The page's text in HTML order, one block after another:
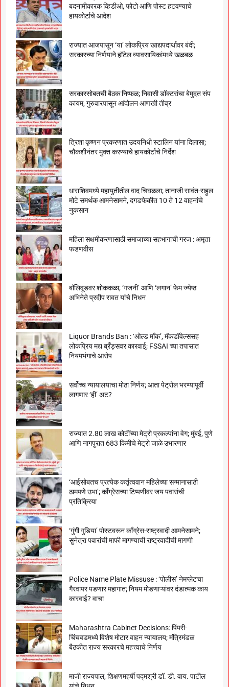
बदनामीकारक व्हिडीओ, फोटो आणि पोस्ट हटवण्याचे
हायकोर्टाचे आदेश
राज्यात आजपासून ‘या’ लोकप्रिय खाद्यपदार्थावर बंदी;
सरकारच्या निर्णयाने हॉटेल व्यावसायिकांमध्ये खळबळ
सरकारसोबतची बैठक निष्फळ; निवासी डॉक्टरांचा बेमुदत संप
कायम, गुरुवारपासून आंदोलन आणखी तीव्र
त्रिशा कृष्णन प्रकरणात उदयनिधी स्टालिन यांना दिलासा;
चौकशीनंतर मुक्त करण्याचे हायकोर्टाचे निर्देश
धाराशिवमध्ये महायुतीतील वाद चिघळला; तानाजी सावंत-राहुल
मोटे समर्थक आमनेसामने, दगडफेकीत 10 ते 12 वाहनांचे
नुकसान
महिला सक्षमीकरणासाठी समाजाच्या सहभागाची गरज : अमृता
फडणवीस
बॉलिवूडवर शोककळा; ‘गजनी’ आणि ‘लगान’ फेम ज्येष्ठ
अभिनेते प्रदीप रावत यांचे निधन
Liquor Brands Ban : ‘ओल्ड मॉंक’, मॅकडॉवेल्ससह
लोकप्रिय मद्य ब्रँड्सवर कारवाई; FSSAI च्या तपासात
नियमभंगाचे आरोप
सर्वोच्च न्यायालयाचा मोठा निर्णय; आता पेट्रोल भरण्यापूर्वी
लागणार ‘ही’ अट?
राज्यात 2.80 लाख कोटींच्या मेट्रो प्रकल्पांना वेग; मुंबई, पुणे
आणि नागपुरात 683 किमीचे मेट्रो जाळे उभारणार
‘आईसोबतच प्रत्येक कर्तृत्ववान महिलेच्या सन्मानासाठी
ठामपणे उभा’; काँग्रेसच्या टिप्पणीवर जय पवारांची
प्रतिक्रिया
‘गुंगी गुडिया’ पोस्टवरून काँग्रेस-राष्ट्रवादी आमनेसामने;
सुनेत्रा पवारांची माफी मागण्याची राष्ट्रवादीची मागणी
Police Name Plate Missuse : ‘पोलीस’ नेमप्लेटचा
गैरवापर पडणार महागात; नियम मोडणाऱ्यांवर दंडात्मक काय
कारवाई? वाचा
Maharashtra Cabinet Decisions: पिंपरी-
चिंचवडमध्ये विशेष मोटार वाहन न्यायालय; मंत्रिमंडळ
बैठकीत राज्य सरकारचे महत्त्वाचे निर्णय
माजी राज्यपाल, शिक्षणमहर्षी पद्मश्री डॉ. डी. वाय. पाटील